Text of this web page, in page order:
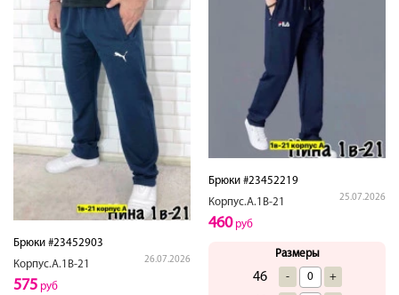
Брюки #23452903
Корпус.А.1В-21
26.07.2026
575 руб
Брюки #23452219
Корпус.А.1В-21
25.07.2026
460руб
Размеры
46 - +